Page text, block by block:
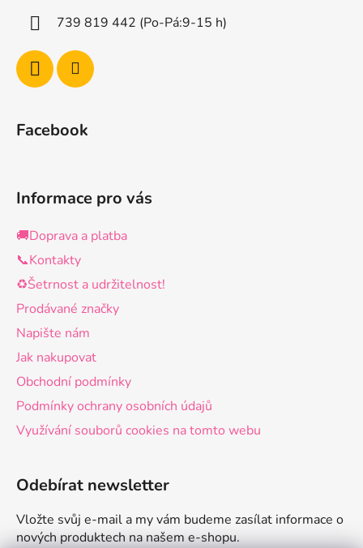
p
r
739 819 442 (Po-Pá:9-15 h)
Facebook
Informace pro vás
🚚Doprava a platba
📞Kontakty
♻️Šetrnost a udržitelnost!
Prodávané značky
Napište nám
Jak nakupovat
Obchodní podmínky
Podmínky ochrany osobních údajů
Využívání souborů cookies na tomto webu
Odebírat newsletter
Vložte svůj e-mail a my vám budeme zasílat informace o
nových produktech na našem e-shopu.